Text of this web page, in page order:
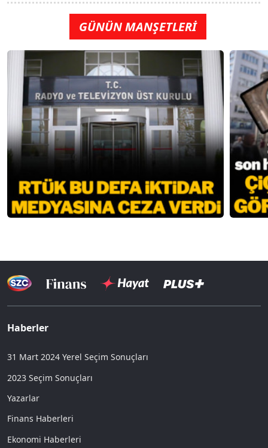
GÜNÜN MANŞETLERİ
Haberler
31 Mart 2024 Yerel Seçim Sonuçları
2023 Seçim Sonuçları
Yazarlar
Finans Haberleri
Ekonomi Haberleri